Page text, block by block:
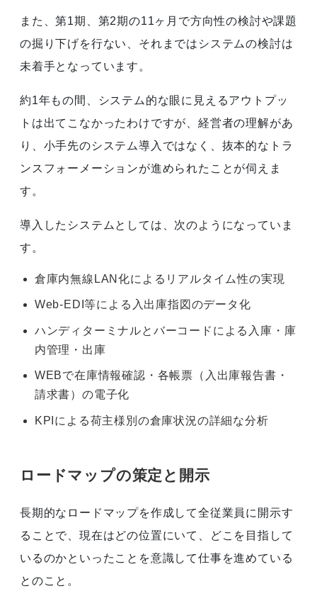
また、第1期、第2期の11ヶ月で方向性の検討や課題
の掘り下げを行ない、それまではシステムの検討は
未着手となっています。
約1年もの間、システム的な眼に見えるアウトプッ
トは出てこなかったわけですが、経営者の理解があ
り、小手先のシステム導入ではなく、抜本的なトラ
ンスフォーメーションが進められたことが伺えま
す。
導入したシステムとしては、次のようになっていま
す。
倉庫内無線LAN化によるリアルタイム性の実現
Web-EDI等による入出庫指図のデータ化
ハンディターミナルとバーコードによる入庫・庫
内管理・出庫
WEBで在庫情報確認・各帳票（入出庫報告書・
請求書）の電子化
KPIによる荷主様別の倉庫状況の詳細な分析
ロードマップの策定と開示
長期的なロードマップを作成して全従業員に開示す
ることで、現在はどの位置にいて、どこを目指して
いるのかといったことを意識して仕事を進めている
とのこと。